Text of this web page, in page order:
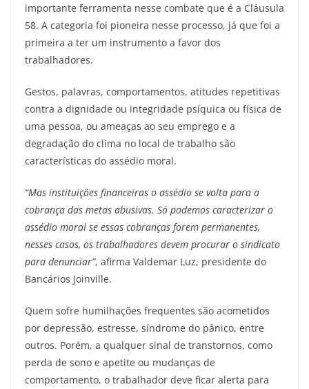
importante ferramenta nesse combate que é a Cláusula
58. A categoria foi pioneira nesse processo, já que foi a
primeira a ter um instrumento a favor dos
trabalhadores.
Gestos, palavras, comportamentos, atitudes repetitivas
contra a dignidade ou integridade psíquica ou física de
uma pessoa, ou ameaças ao seu emprego e a
degradação do clima no local de trabalho são
características do assédio moral.
“Mas instituições financeiras o assédio se volta para a
cobrança das metas abusivas. Só podemos caracterizar o
assédio moral se essas cobranças forem permanentes,
nesses casos, os trabalhadores devem procurar o sindicato
para denunciar”, afirma Valdemar Luz, presidente do
Bancários Joinville.
Quem sofre humilhações frequentes são acometidos
por depressão, estresse, síndrome do pânico, entre
outros. Porém, a qualquer sinal de transtornos, como
perda de sono e apetite ou mudanças de
comportamento, o trabalhador deve ficar alerta para